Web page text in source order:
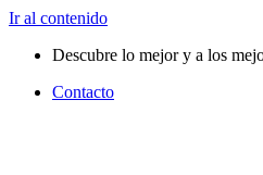
Ir al contenido
Descubre lo mejor y a los
Contacto